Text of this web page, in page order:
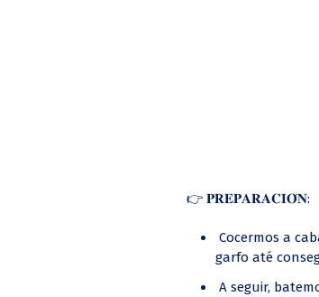
👉 𝐏𝐑𝐄𝐏𝐀𝐑𝐀𝐂𝐈𝐎́𝐍:
Cocermos a
garfo até
A seguir,